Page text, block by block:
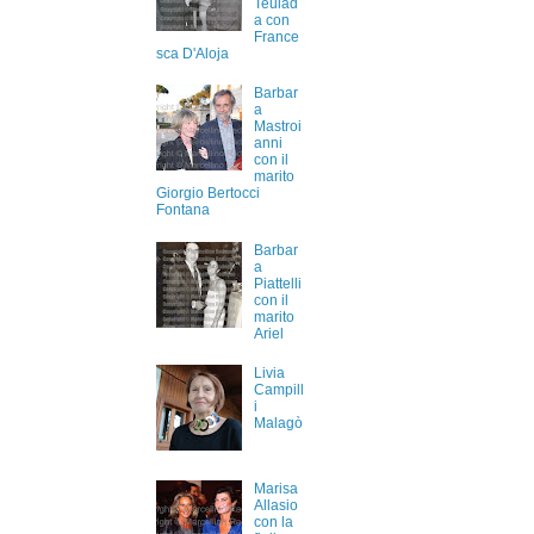
Teulad
a con
France
sca D'Aloja
Barbar
a
Mastroi
anni
con il
marito
Giorgio Bertocci
Fontana
Barbar
a
Piattelli
con il
marito
Ariel
Livia
Campill
i
Malagò
Marisa
Allasio
con la